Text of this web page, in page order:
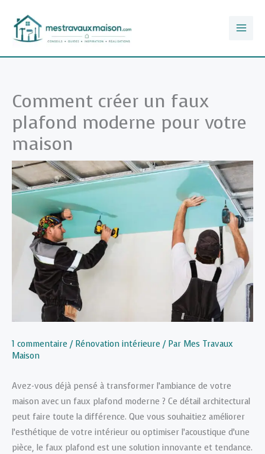
contenu
Comment créer un faux
plafond moderne pour votre
maison
1 commentaire / Rénovation intérieure / Par Mes Travaux
Maison
Avez-vous déjà pensé à transformer l’ambiance de votre
maison avec un faux plafond moderne ? Ce détail architectural
peut faire toute la différence. Que vous souhaitiez améliorer
l’esthétique de votre intérieur ou optimiser l’acoustique d’une
pièce, le faux plafond est une solution innovante et tendance.